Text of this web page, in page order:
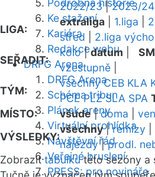
Podrobná historie
Ke stažení
Kariéra
Redakce webu
DRFG Arena
DRFG Arena
Schéma tribun
Plánek areny
Virtuální prohlídka
Návštěvní řád
Veřejné bruslení
PRESS: pro novináře
2022/23|2023/24
LIGA:
extraliga 1.liga
střed
2.liga
SEŘADIT:
kolo|datum
vzestupně
TÝM:
všechny CEB KLA
PCE PLZ SLA SPA
MÍSTO:
všude|doma
VÝSLEDKY:
všechny|remízy
nájezdy|prodl.
Zobrazittabulkutéto sezóny a